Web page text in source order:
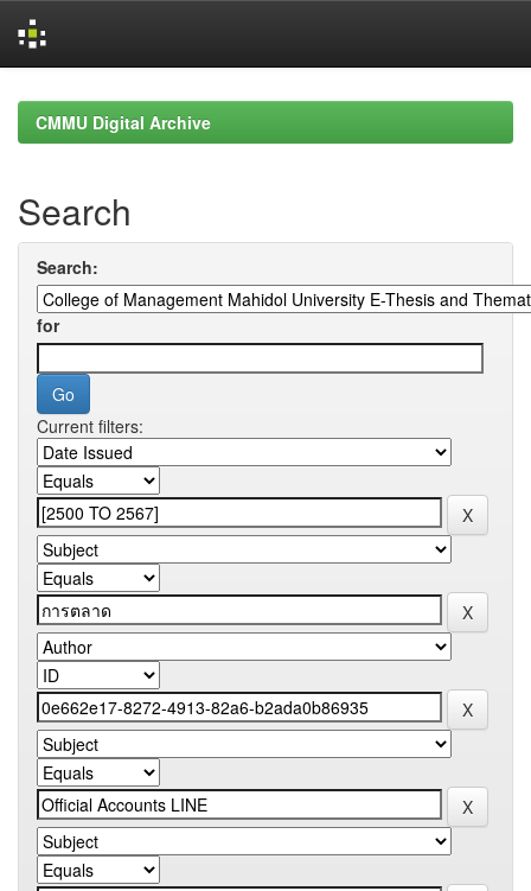
navigationCMMU Digital Archive
Search
Search:
for
Current filters: